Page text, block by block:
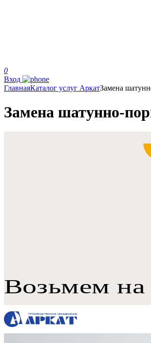
0
Вход
ГлавнаяКаталог услуг АркатЗамена
Замена шатунно-